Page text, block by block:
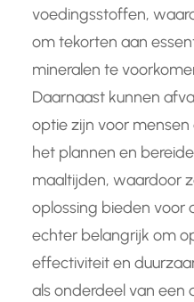
voedingsstoffen,
om tekorten aan
mineralen te
Daarnaast kunnen
optie zijn voor
het plannen en
maaltijden, waardoor
oplossing bieden voor
echter belangrijk om
effectiviteit en
als onderdeel van een